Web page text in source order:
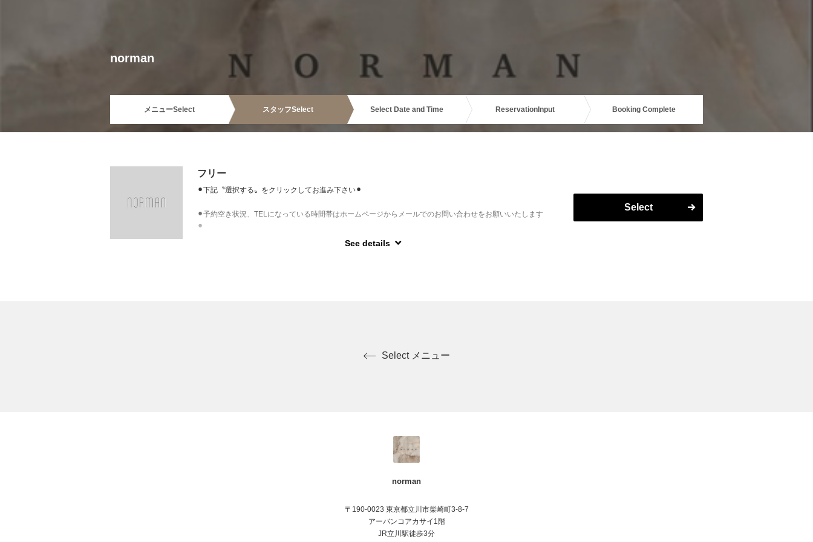
norman
メニューSelect スタッフSelect Select Date and Time Reservation Input Booking Complete
フリー
⚫︎下記〝選択する〟をクリックしてお進み下さい⚫︎
⚫︎予約空き状況、TELになっている時間帯はホームページからメールでのお問い合わせをお願いいたします
⚫︎
See details
Select
Select メニュー
norman
〒190-0023 東京都立川市柴崎町3-8-7
アーバンコアカサイ1階
JR立川駅徒歩3分